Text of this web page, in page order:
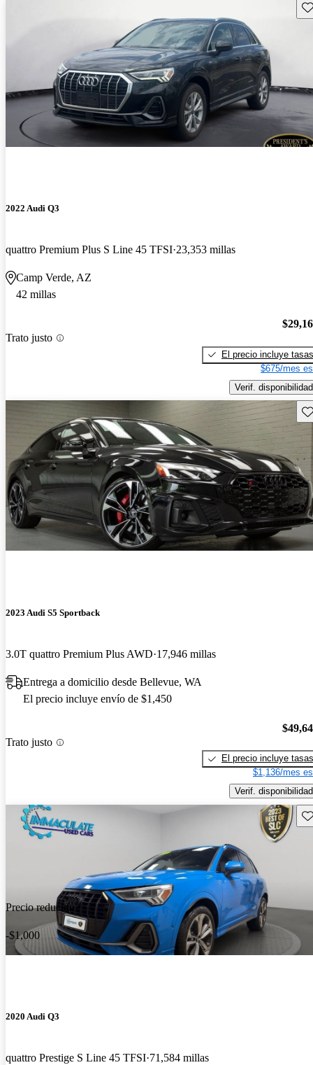
2022 Audi Q3
quattro Premium Plus S Line 45 TFSI 23,353 millas
Camp Verde, AZ
42 millas
Trato justo
El precio incluye tasas
$675/mes
Verif. disponibilidad
2023 Audi S5 Sportback
3.0T quattro Premium Plus AWD 17,946 millas
Entrega a domicilio desde Bellevue, WA
El precio incluye envío de $1,450
Trato justo
El precio incluye tasas
$1,136/mes
Verif. disponibilidad
Precio reducido
-$1,000
2020 Audi Q3
quattro Prestige S Line 45 TFSI 71,584 millas